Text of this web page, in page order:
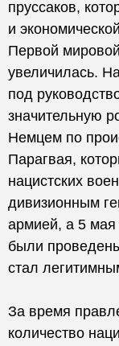
пруссаков,
и
Первой
увеличилась.
под
значительную
Немцем по
Парагвая,
нацистских
дивизионным
армией, а 5 мая
были
стал
За время
количество